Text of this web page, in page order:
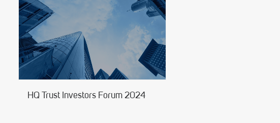
HQ Trust Investors Forum 2024